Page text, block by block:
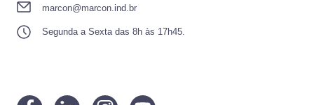
marcon@marcon.ind.br
Segunda a Sexta das 8h às 17h45.